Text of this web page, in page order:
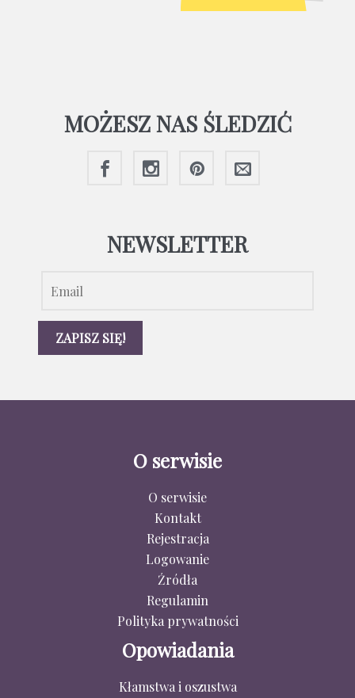
MOŻESZ NAS ŚLEDZIĆ
NEWSLETTER
O serwisie
O serwisie
Kontakt
Rejestracja
Logowanie
Źródła
Regulamin
Polityka prywatności
Opowiadania
Kłamstwa i oszustwa